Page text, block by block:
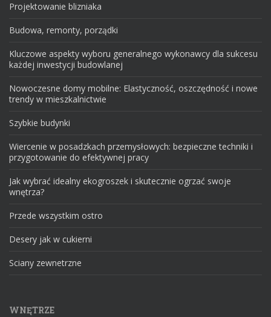
Projektowanie blizniaka
Budowa, remonty, porządki
Kluczowe aspekty wyboru generalnego wykonawcy dla sukcesu
każdej inwestycji budowlanej
Nowoczesne domy mobilne: Elastyczność, oszczędność i nowe
trendy w mieszkalnictwie
Szybkie budynki
Wiercenie w posadzkach przemysłowych: bezpieczne techniki i
przygotowanie do efektywnej pracy
Jak wybrać idealny ekogroszek i skutecznie ogrzać swoje
wnętrza?
Przede wszystkim ostro
Desery jak w cukierni
Sciany zewnetrzne
WNĘTRZE